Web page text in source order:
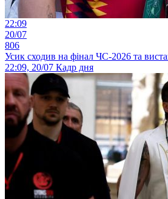
22:09
20/07
806
Усик сходив на фінал ЧС-2026 та
22:09, 20/07 Кадр дня